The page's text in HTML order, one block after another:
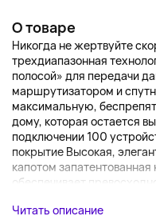
О товаре
Никогда не жертвуйте
трехдиапазонная
полосой» для передачи
маршрутизатором и
максимальную,
дому, которая остается
подключении 100
покрытие Высокая,
капотом
обеспечивает
Читать описание